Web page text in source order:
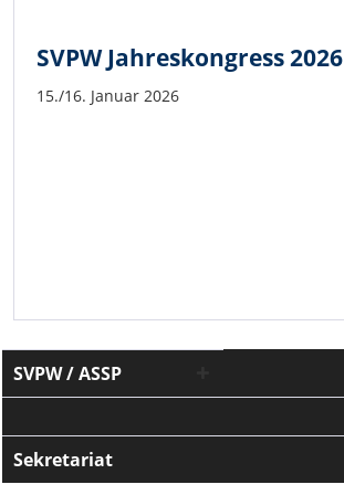
SVPW Jahreskongress 2026
15./16. Januar 2026
SVPW / ASSP
Sekretariat